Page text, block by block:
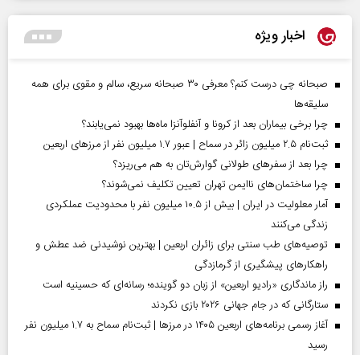
اخبار ویژه
صبحانه چی درست کنم؟ معرفی ۳۰ صبحانه سریع، سالم و مقوی برای همه
سلیقه‌ها
چرا برخی بیماران بعد از کرونا و آنفلوآنزا ماه‌ها بهبود نمی‌یابند؟
ثبت‌نام ۲.۵ میلیون زائر در سماح | عبور ۱.۷ میلیون نفر از مرز‌های اربعین
چرا بعد از سفرهای طولانی گوارش‌تان به هم می‌ریزد؟
چرا ساختمان‌های ناایمن تهران تعیین تکلیف نمی‌شوند؟
آمار معلولیت در ایران | بیش از ۱۰.۵ میلیون نفر با محدودیت عملکردی
زندگی می‌کنند
توصیه‌های طب سنتی برای زائران اربعین | بهترین نوشیدنی ضد عطش و
راهکارهای پیشگیری از گرمازدگی
راز ماندگاری «رادیو اربعین» از زبان دو گوینده؛ رسانه‌ای که حسینیه است
ستارگانی که در جام جهانی ۲۰۲۶ بازی نکردند
آغاز رسمی برنامه‌های اربعین ۱۴۰۵ در مرز‌ها | ثبت‌نام سماح به ۱.۷ میلیون نفر
رسید